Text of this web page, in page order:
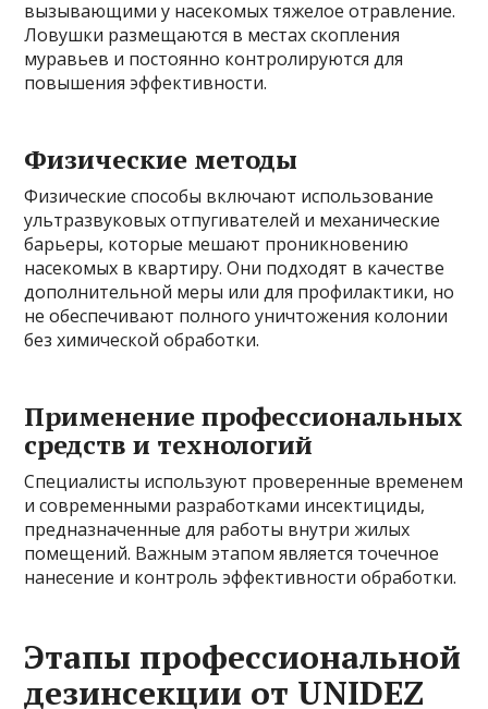
вызывающими у насекомых тяжелое отравление.
Ловушки размещаются в местах скопления
муравьев и постоянно контролируются для
повышения эффективности.
Физические методы
Физические способы включают использование
ультразвуковых отпугивателей и механические
барьеры, которые мешают проникновению
насекомых в квартиру. Они подходят в качестве
дополнительной меры или для профилактики, но
не обеспечивают полного уничтожения колонии
без химической обработки.
Применение профессиональных
средств и технологий
Специалисты используют проверенные временем
и современными разработками инсектициды,
предназначенные для работы внутри жилых
помещений. Важным этапом является точечное
нанесение и контроль эффективности обработки.
Этапы профессиональной
дезинсекции от UNIDEZ